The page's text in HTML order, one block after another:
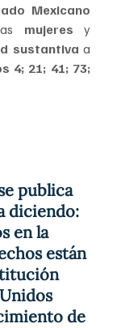
Mexicano
mujeres
sustantiva a
4; 21; 41; 73;
publica
diciendo:
en la
están
de